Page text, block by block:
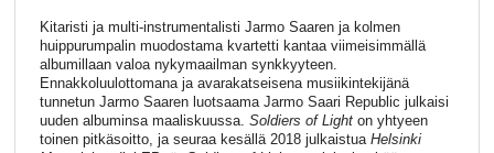
Kitaristi ja multi-instrumentalisti Jarmo Saaren ja kolmen
huippurumpalin muodostama kvartetti kantaa viimeisimmällä
albumillaan valoa nykymaailman synkkyyteen.
Ennakkoluulottomana ja avarakatseisena musiikintekijänä
tunnetun Jarmo Saaren luotsaama Jarmo Saari Republic julkaisi
uuden albuminsa maaliskuussa. Soldiers of Lighton yhtyeen
toinen pitkäsoitto, ja seuraa kesällä 2018 julkaistua Helsinki